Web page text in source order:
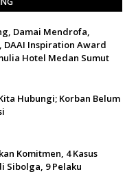
Damai Mendrofa,
Inspiration Award
Hotel Medan Sumut
Hubungi; Korban Belum
Komitmen, 4 Kasus
Sibolga, 9 Pelaku